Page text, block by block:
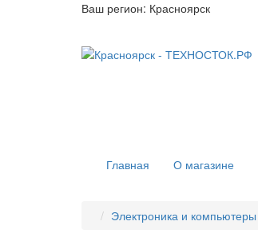
Ваш регион: Красноярск
Главная О магазине
Электроника и компьютеры